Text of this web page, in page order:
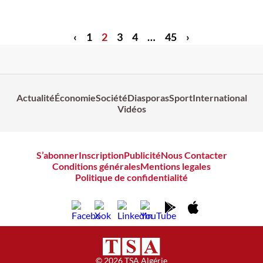
‹ 1 2 3 4 … 45 ›
ActualitéÉconomieSociétéDiasporasSportInternational
Vidéos
S’abonnerInscriptionPublicitéNous Contacter
Conditions généralesMentions legales
Politique de confidentialité
© 2026 TSA Algérie